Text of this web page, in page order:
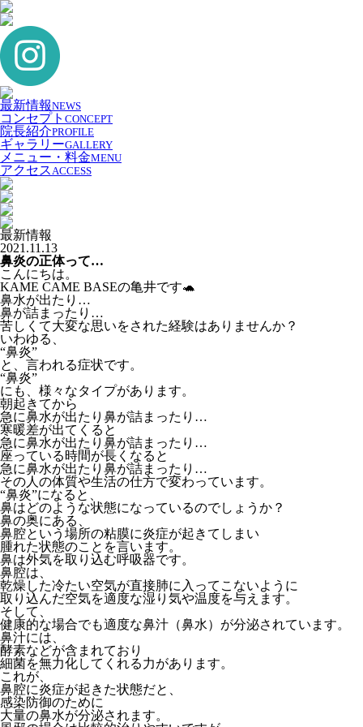
最新情報NEWS
コンセプト CONCEPT
院長紹介PROFILE
ギャラリーGALLERY
メニュー・料金MENU
アクセスACCESS
最新情報
2021.11.13
鼻炎の正体って…
こんにちは。
KAME CAME BASEの亀井です🐢
鼻水が出たり…
鼻が詰まったり…
苦しくて大変な思いをされた経験はありませんか？
いわゆる、
“鼻炎”
と、言われる症状です。
“鼻炎”
にも、様々なタイプがあります。
朝起きてから
急に鼻水が出たり鼻が詰まったり…
寒暖差が出てくると
急に鼻水が出たり鼻が詰まったり…
座っている時間が長くなると
急に鼻水が出たり鼻が詰まったり…
その人の体質や生活の仕方で変わっています。
“鼻炎”になると、
鼻はどのような状態になっているのでしょうか？
鼻の奥にある、
鼻腔という場所の粘膜に炎症が起きてしまい
腫れた状態のことを言います。
鼻は外気を取り込む呼吸器です。
鼻腔は、
乾燥した冷たい空気が直接肺に入ってこないように
取り込んだ空気を適度な湿り気や温度を与えます。
そして、
健康的な場合でも適度な鼻汁（鼻水）が分泌されています。
鼻汁には、
酵素などが含まれており
細菌を無力化してくれる力があります。
これが、
鼻腔に炎症が起きた状態だと、
感染防御のために
大量の鼻水が分泌されます。